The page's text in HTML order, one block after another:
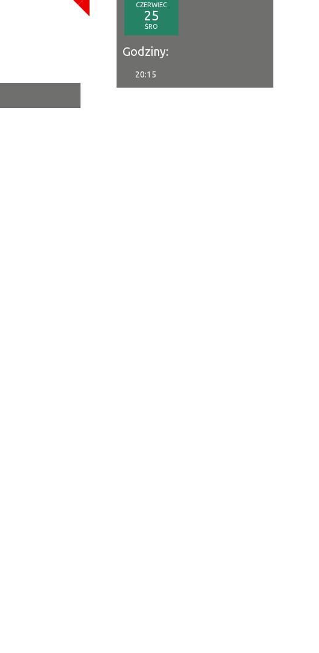
Miejsce
Organizator
CZERWIEC
25
ŚRO
Godziny:
20:15